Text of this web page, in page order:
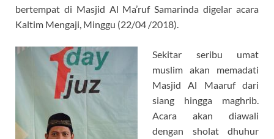
bertempat di Masjid Al Ma’ruf Samarinda digelar acara
Kaltim Mengaji, Minggu (22/04 /2018).
Sekitar seribu umat
muslim akan memadati
Masjid Al Maaruf dari
siang hingga maghrib.
Acara akan diawali
dengan sholat dhuhur